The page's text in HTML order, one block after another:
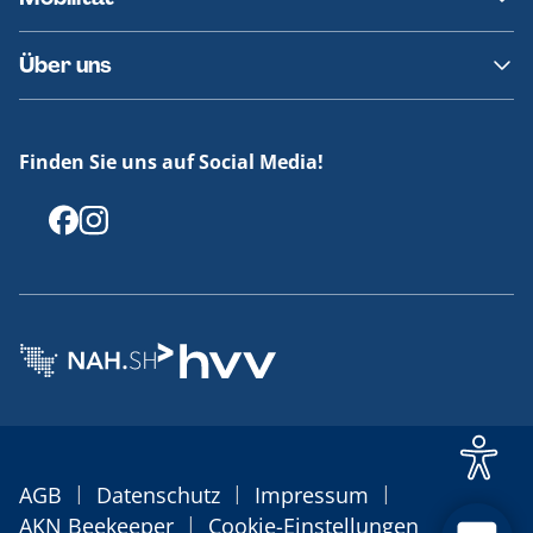
Fundsachen
Häufige Fragen
Barrierefreies Reisen
Erklärung Barrierefreiheit
Über uns
Offenlegungen
Finden Sie uns auf Social Media!
AGB | Datenschutz | Impressum |
AKN Beekeeper | Cookie-Einstellungen